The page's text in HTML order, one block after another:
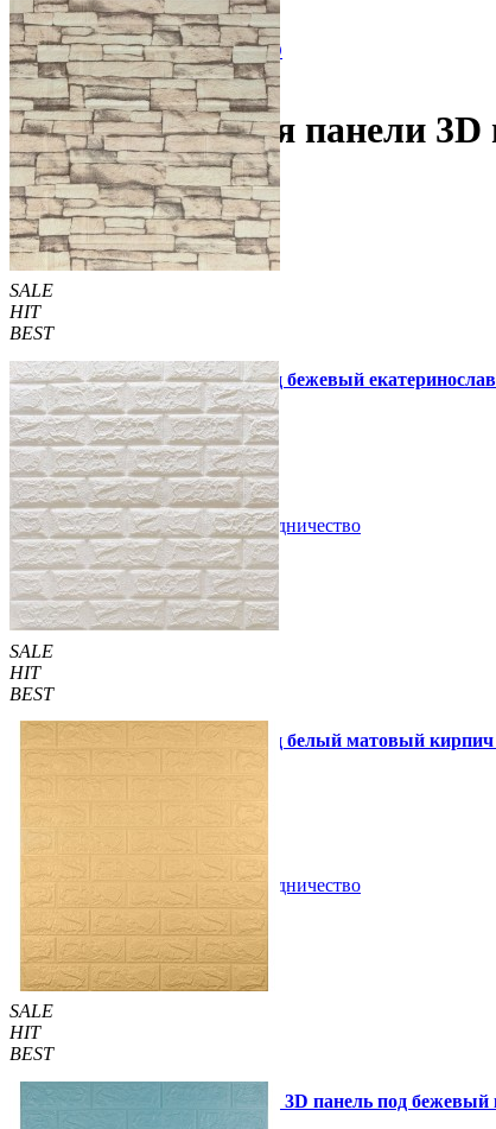
Главная
Самоклеющиеся панели 3D
В гостиную (зал)
Самоклеющиеся панели 3D
SALE
HIT
BEST
Самоклеющаяся 3D панель под бежевый
51 грн./шт 120 грн. /шт
Купить В закладки Сотрудничество
SALE
HIT
BEST
Самоклеющаяся 3D панель под белый матовый
47 грн. 130 грн.
Купить В закладки Сотрудничество
SALE
HIT
BEST
Самоклеющаяся декоративная 3D панель под